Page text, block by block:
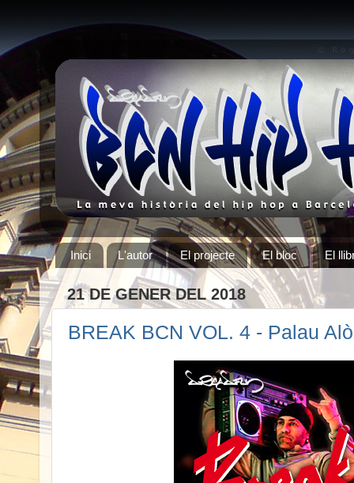
Inici L'autor El projecte El bloc El
21 DE GENER DEL 2018
BREAK BCN VOL. 4 - Palau